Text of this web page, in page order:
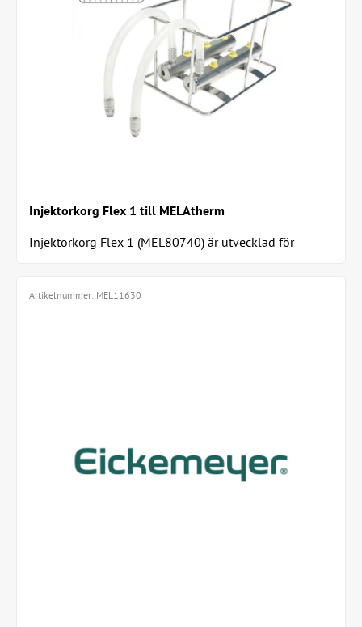
Injektorkorg Flex 1 till MELAtherm
Injektorkorg Flex 1 (MEL80740) är utvecklad för
Artikelnummer: MEL11630